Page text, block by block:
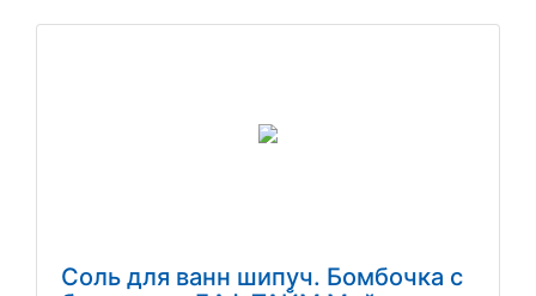
Соль для ванн шипуч. Бомбочка с